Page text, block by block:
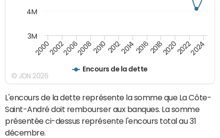
Encours de la dette
20002002200620082010 2012201420162018202020222024
3M
4M
© JDN 2026
L'encours de la dette représente la somme que La Côte-
Saint-André doit rembourser aux banques. La somme
présentée ci-dessus représente l'encours total au 31
décembre.